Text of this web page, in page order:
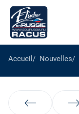
Accueil Nouvelles